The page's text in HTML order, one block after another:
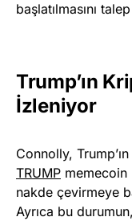
başlatılmasını
Trump’ın
İzleniyor
Connolly, Trump’ın
TRUMP memecoin
nakde çevirmeye
Ayrıca bu